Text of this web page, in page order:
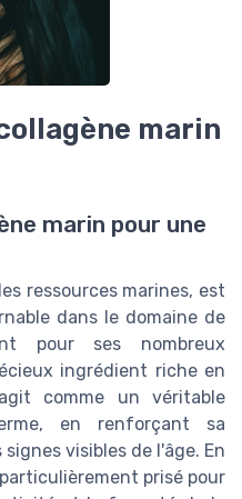
marin
marin pour une
ressources marines, est
dans le domaine de
pour ses nombreux
ingrédient riche en
comme un véritable
en renforçant sa
visibles de l'âge. En
prisé pour